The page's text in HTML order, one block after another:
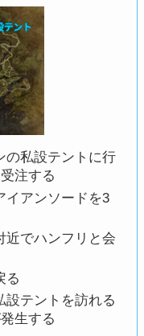
の私設テントに行
注する
イアンソードを3
近でハンフリと会
る
設テントを訪れる
生する